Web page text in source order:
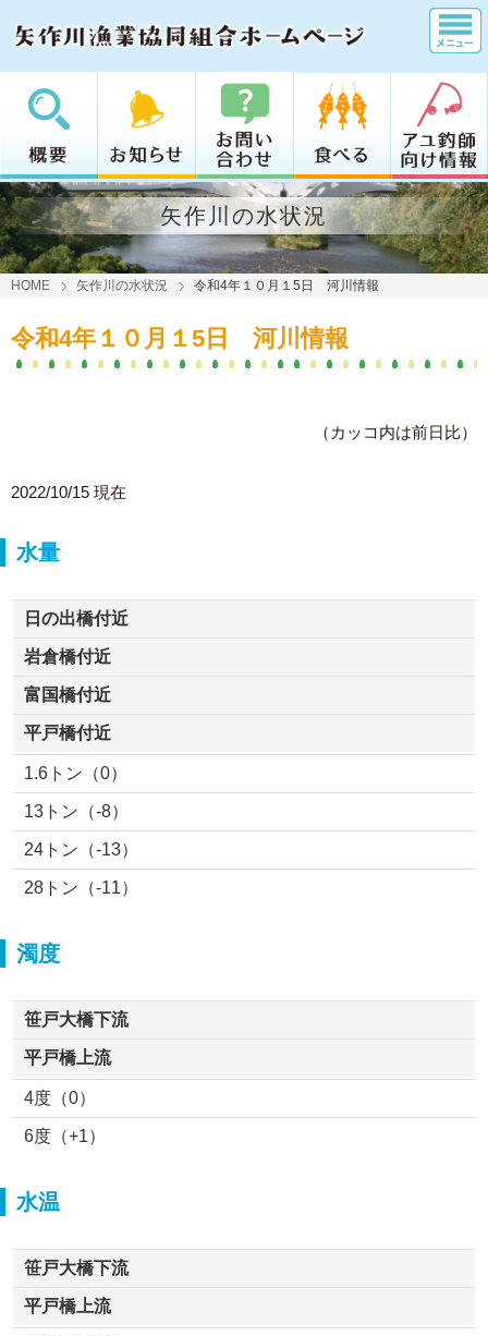
矢作川の水状況
HOME 矢作川の水状況 令和4年１０月１5日 河川情報
令和4年１０月１5日 河川情報
（カッコ内は前日比）
2022/10/15 現在
水量
日の出橋付近
岩倉橋付近
富国橋付近
平戸橋付近
1.6トン（0）
13トン（-8）
24トン（-13）
28トン（-11）
濁度
笹戸大橋下流
平戸橋上流
4度（0）
6度（+1）
水温
笹戸大橋下流
平戸橋上流